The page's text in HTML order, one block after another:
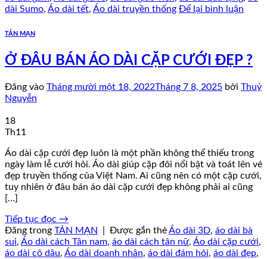
dài Sumo, Áo dài tết, Áo dài truyền thống Để lại bình luận
TẢN MẠN
Ở ĐÂU BÁN ÁO DÀI CẶP CƯỚI ĐẸP ?
Đăng vào Tháng mười một 18, 2022Tháng 7 8, 2025 bởi Thuỷ
Nguyễn
18
Th11
Áo dài cặp cưới đẹp luôn là một phần không thể thiếu trong
ngày làm lễ cưới hỏi. Áo dài giúp cặp đôi nổi bật và toát lên vẻ
đẹp truyền thống của Việt Nam. Ai cũng nên có một cặp cưới,
tuy nhiên ở đâu bán áo dài cặp cưới đẹp không phải ai cũng
[…]
Tiếp tục đọc →
Đăng trong TẢN MẠN Được gắn thẻÁo dài 3D, áo dài bà
sui, Áo dài cách Tân nam, áo dài cách tân nữ, Áo dài cặp cưới,
áo dài cô dâu, Áo dài doanh nhân, áo dài đám hỏi, áo dài đẹp,